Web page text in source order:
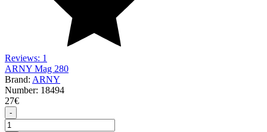
Reviews: 1
ARNY Mag 280
Brand: ARNY
Number: 18494
27€
-